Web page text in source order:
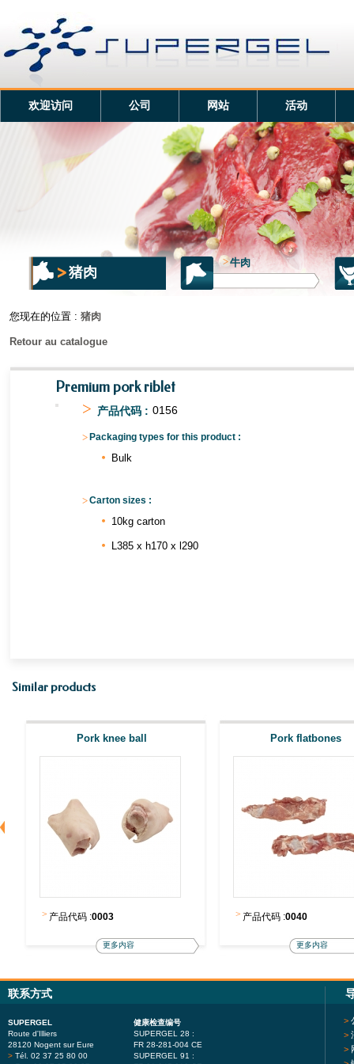
欢迎访问 公司 网站 活动
猪肉
>牛肉
您现在的位置 : 猪肉
Retour au catalogue
Premium pork riblet
> 产品代码 : 0156
> Packaging types for this product :
Bulk
>Carton sizes :
10kg carton
L385 x h170 x l290
Similar products
Pork knee ball
> 产品代码 :0003
更多内容
Pork flatbones
> 产品代码 :0040
更多内容
联系方式
SUPERGEL
Route d'Illiers
28120 Nogent sur Eure
> Tél. 02 37 25 80 00
健康检查编号
SUPERGEL 28 :
FR 28-281-004 CE
SUPERGEL 91 :
>
>
>